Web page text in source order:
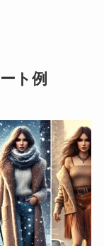
ト例